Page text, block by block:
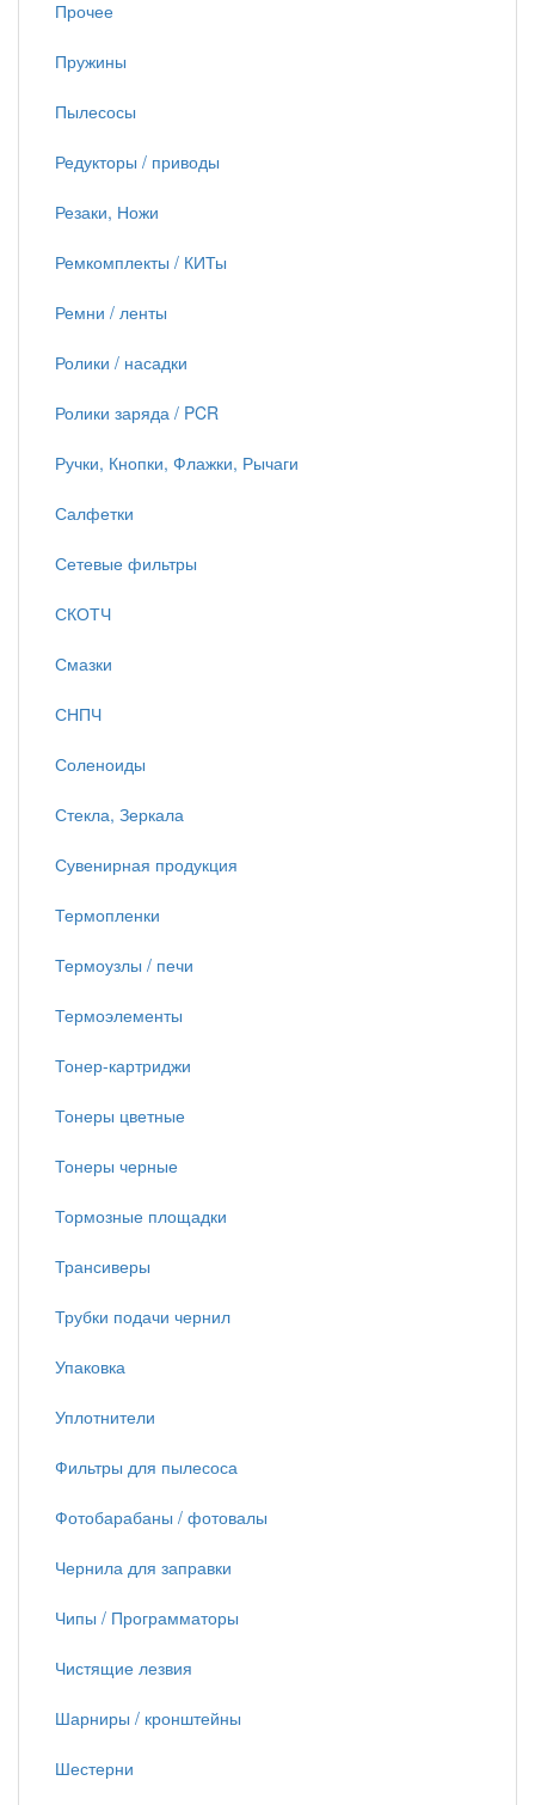
Прочее
Пружины
Пылесосы
Редукторы / приводы
Резаки, Ножи
Ремкомплекты / КИТы
Ремни / ленты
Ролики / насадки
Ролики заряда / PCR
Ручки, Кнопки, Флажки, Рычаги
Салфетки
Сетевые фильтры
СКОТЧ
Смазки
СНПЧ
Соленоиды
Стекла, Зеркала
Сувенирная продукция
Термопленки
Термоузлы / печи
Термоэлементы
Тонер-картриджи
Тонеры цветные
Тонеры черные
Тормозные площадки
Трансиверы
Трубки подачи чернил
Упаковка
Уплотнители
Фильтры для пылесоса
Фотобарабаны / фотовалы
Чернила для заправки
Чипы / Программаторы
Чистящие лезвия
Шарниры / кронштейны
Шестерни